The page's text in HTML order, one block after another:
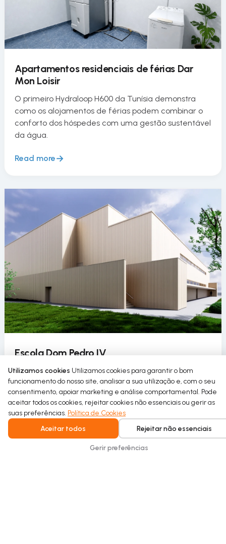
Apartamentos residenciais de férias Dar
Mon Loisir
O primeiro Hydraloop H600 da Tunísia demonstra
como os alojamentos de férias podem combinar o
conforto dos hóspedes com uma gestão sustentável
da água.
Read more
Escola Dom Pedro IV
A Escola Dom Pedro IV introduz o uso circular da
água no seu pavilhão desportivo como parte de um
projeto de requalificação sustentável.
Read more
Utilizamos cookies Utilizamos cookies para garantir o bom
funcionamento do nosso site, analisar a sua utilização e, com o seu
consentimento, apoiar marketing e análise comportamental. Pode
aceitar todos os cookies, rejeitar cookies não essenciais ou gerir as
suas preferências. Política de Cookies
Aceitar todos
Rejeitar não essenciais
Gerir preferências